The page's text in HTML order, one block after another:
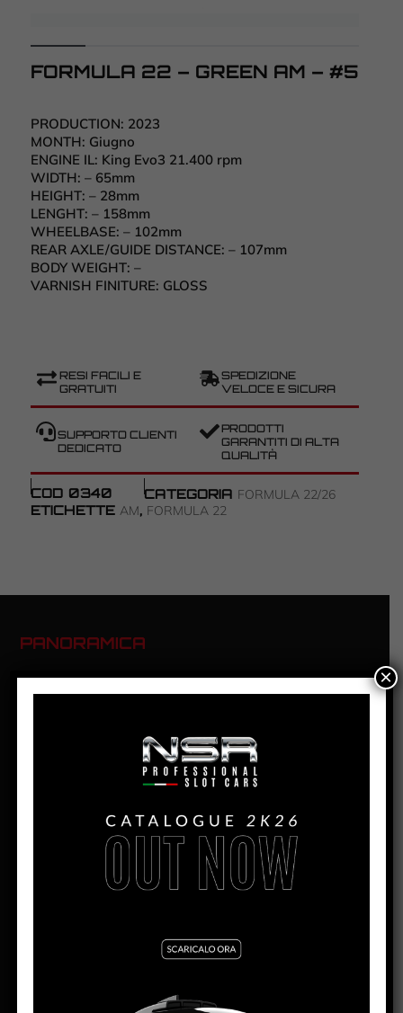
FORMULA 22 – GREEN AM – #5
PRODUCTION: 2023
MONTH: Giugno
ENGINE IL: King Evo3 21.400 rpm
WIDTH: – 65mm
HEIGHT: – 28mm
LENGHT: – 158mm
WHEELBASE: – 102mm
REAR AXLE/GUIDE DISTANCE: – 107mm
BODY WEIGHT: –
VARNISH FINITURE: GLOSS
RESI FACILI E
GRATUITI
SPEDIZIONE
VELOCE E SICURA
SUPPORTO CLIENTI
DEDICATO
PRODOTTI
GARANTITI DI ALTA
QUALITÀ
COD 0340 CATEGORIA FORMULA 22/26
ETICHETTE AM, FORMULA 22
PANORAMICA
FORMULA 22 – GREEN AM – #5
King Evo3 21.400 rpm
WHEELBASE:– 102mm
REAR AXLE/GUIDE DISTANCE:– 107mm
VARNISH FINITURE:GLOSS
SCHEDA TECNICA
×